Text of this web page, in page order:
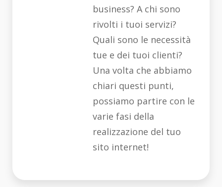
business? A chi sono
rivolti i tuoi servizi?
Quali sono le necessità
tue e dei tuoi clienti?
Una volta che abbiamo
chiari questi punti,
possiamo partire con le
varie fasi della
realizzazione del tuo
sito internet!